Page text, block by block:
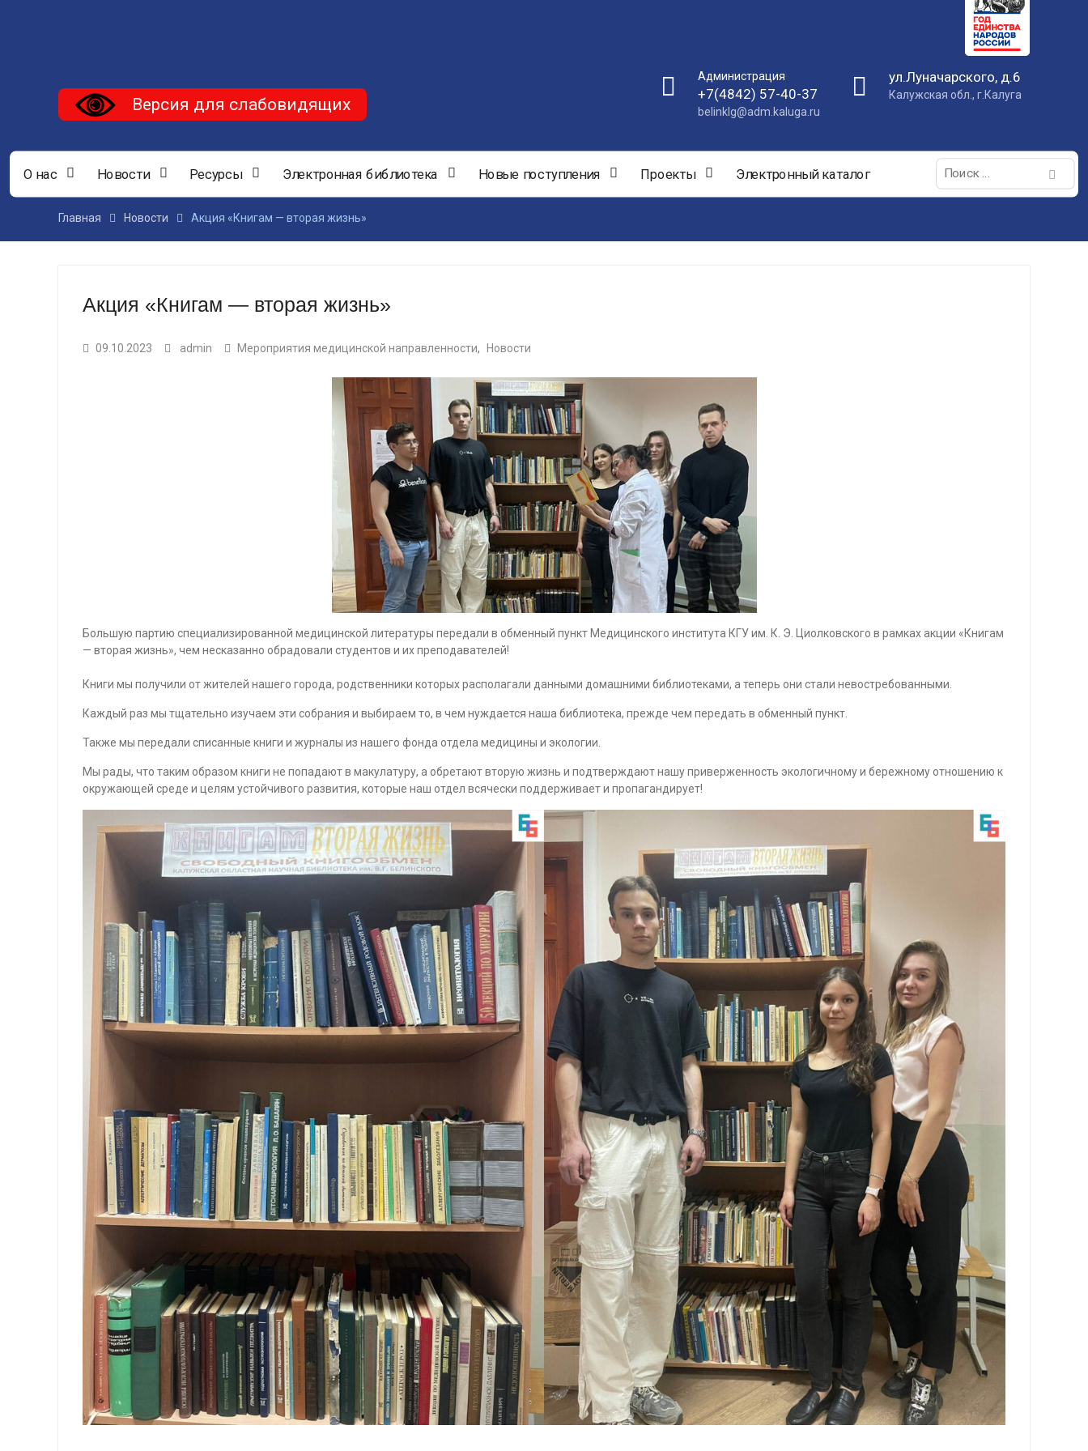
Администрация
+7(4842) 57-40-37
belinklg@adm.kaluga.ru
ул.Луначарского, д.6
Калужская обл., г.Калуга
Версия для слабовидящих
О нас Новости Ресурсы Электронная библиотека Новые поступления Проекты Электронный каталог
Поиск:
Главная Новости Акция «Книгам — вторая жизнь»
Акция «Книгам — вторая жизнь»
09.10.2023 admin Мероприятия медицинской направленности, Новости
Большую партию специализированной медицинской литературы передали в обменный пункт Медицинского института КГУ им. К. Э. Циолковского в рамках акции «Книгам
— вторая жизнь», чем несказанно обрадовали студентов и их преподавателей!
Книги мы получили от жителей нашего города, родственники которых располагали данными домашними библиотеками, а теперь они стали невостребованными.
Каждый раз мы тщательно изучаем эти собрания и выбираем то, в чем нуждается наша библиотека, прежде чем передать в обменный пункт.
Также мы передали списанные книги и журналы из нашего фонда отдела медицины и экологии.
Мы рады, что таким образом книги не попадают в макулатуру, а обретают вторую жизнь и подтверждают нашу приверженность экологичному и бережному отношению к
окружающей среде и целям устойчивого развития, которые наш отдел всячески поддерживает и пропагандирует!